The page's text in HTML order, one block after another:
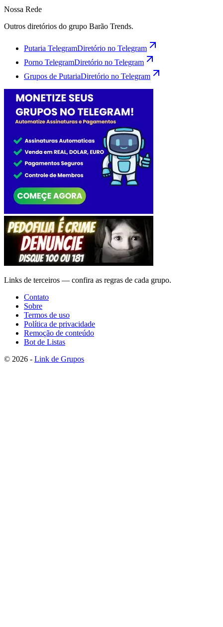
Nossa Rede
Outros diretórios do grupo Barão Trends.
Putaria TelegramDiretório no Telegram
Porno TelegramDiretório no Telegram
Grupos de PutariaDiretório no Telegram
Links de terceiros — confira as regras de cada grupo.
Contato
Sobre
Termos de uso
Política de privacidade
Remoção de conteúdo
Bot de Listas
© 2026 - Link de Grupos